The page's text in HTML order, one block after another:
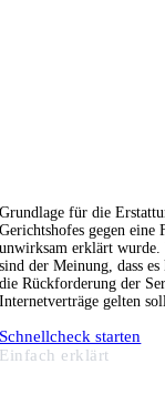
Grundlage für die
Gerichtshofes gegen eine
unwirksam erklärt wurde.
sind der Meinung, dass
die Rückforderung der
Internetverträge gelten
Schnellcheck starten
Einfach erklärt